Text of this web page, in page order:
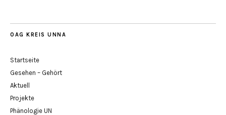
OAG KREIS UNNA
Startseite
Gesehen – Gehört
Aktuell
Projekte
Phänologie UN